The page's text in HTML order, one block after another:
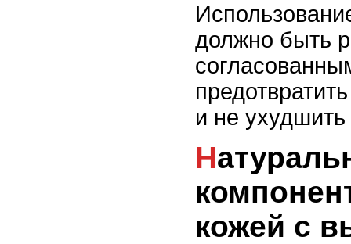
должно быть
и не
Натуральные
кожей с